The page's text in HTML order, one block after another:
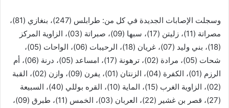
وسجلت الإصابات الجديدة في كل من: طرابلس (247)، بنغازي (81)،
مصراتة (11)، زليتن (17)، سبها (09)، صبراتة (03)، الزاوية المركز
(18)، بني وليد (07)، غريان (18)، الرحيبات (06)، الواحات (05)،
شحات (05)، مرادة (02)، ترهونة (17)، امساعد (05)، درنة (06)، أم
الرزم (01)، الكفرة (04)، الزنتان (01)، يفرن (09)، وازن (02)، القبة
(02)، الزاوية الغرب (15)، الماية (10)، القره بوللي (40)، السبيعة
(27)، قصر بن غشير (22)، العربان (03)، الخمس (11)، طبرق (09)،